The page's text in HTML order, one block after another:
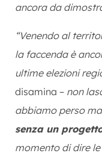
ancora da
“Venendo al
la faccenda è
ultime elezioni
disamina – non
abbiamo perso
senza un
momento di dire